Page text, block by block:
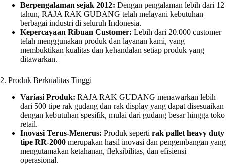
Berpengalaman sejak 2012: Dengan pengalaman lebih dari 12
tahun, RAJA RAK GUDANG telah melayani kebutuhan
berbagai industri di seluruh Indonesia.
Kepercayaan Ribuan Customer: Lebih dari 20.000 customer
telah menggunakan produk dan layanan kami, yang
membuktikan kualitas dan kehandalan setiap produk yang
ditawarkan.
2. Produk Berkualitas Tinggi
Variasi Produk: RAJA RAK GUDANG menawarkan lebih
dari 500 tipe rak gudang dan rak display yang dapat disesuaikan
dengan kebutuhan spesifik, mulai dari gudang besar hingga toko
retail.
Inovasi Terus-Menerus: Produk seperti rak pallet heavy duty
tipe RR-2000 merupakan hasil inovasi dan pengembangan yang
mengutamakan ketahanan, fleksibilitas, dan efisiensi
operasional.